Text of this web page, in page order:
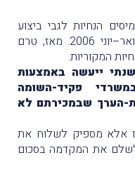
רשות המיסים הנחיות לגבי ביצוע
הדיווח החצי-שנתי לגבי החודשים ינואר–יוני 2006. מאז, טרם
המקוריות.
ייעשה באמצעות
פקיד-השומה
הערך שבמכירתם לא
אלא מספיק לשלוח את
את המקדמה בסכום